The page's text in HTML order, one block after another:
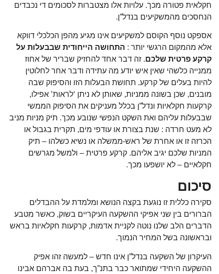
חקלאית פטורה מכך. עלויות אלו מצטברות לסכומים די נכבדים
הנחסכים מהמשקיעים בנדל”ן.
אספקט נוסף הקוסם למשקיעים אינו מגיע מהפן הכלכלי דווקא
אלא מהמקום הרגשי יותר : התחושה הייחודית שבבעלות על
קרקע פרטית שלכם. זה דבר אחד להחזיק שבריר של אחוז
ממנייה כלשהי שאין איש יודע מה עתידה ודבר אחר לחלוטין
להיות בעלים של קרקע. תחושת הבעלות הזו והסיפוק שבה
מובנים, שכן בשונה ממניות, שאותן לא ניתן ‘לראות’ אפילו,
קרקעות חקלאיות ונדל”ן בכלל מעניקים את הסיפוק הממשי
שבבעלות עליהם ואת השקט הנפשי שנובע מכך. תיק מניות מניב
לא מעט חרדה : שנת בצורת או עודפי מים, תקרית בגבול או
הכרזה זו או אחרת של ראש-ממשלה או נשיא כשלהו – תיק
המניות שלכם יגיב אליהם. קרקע פרטית – ולמשל מגרשים
חקלאיים – לא יושפעו מכך.
סיכום
סקירה כללית זו נוגעת בקצה הנושא ומלמדת על ההבדלים
הברורים בין שני אפיקי ההשקעה העיקריים בשוק, כאשר מטבע
הדברים הלב שלנו נוטה לקניית אדמות, קרקעות חקלאיות בראש
ובראשונה בשל המחיר הנמוך.
העיקרון של השקעה בנדל”ן אינו חדש – למעשה זהו אפיק
ההשקעה היחידי שמתואר כבר בתנ”ך, בעת בה אברהם אבינו